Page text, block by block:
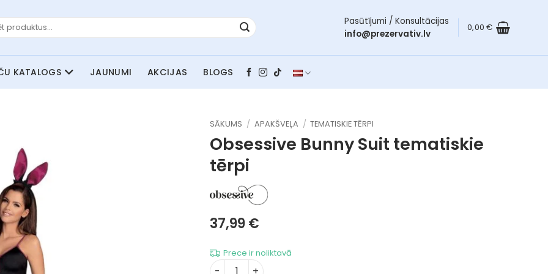
Pasūtījumi / Konsultācijas
info@prezervativ.lv
0,00€
JAUNUMI AKCIJAS BLOGS
SĀKUMS / APAKŠVEĻA / TEMATISKIE TĒRPI
Obsessive Bunny Suit tematiskie
tērpi
37,99€
Prece ir noliktavā
Obsessive Bunny Suit daudzums